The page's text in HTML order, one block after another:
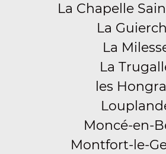
La Chapelle
La
La
La
les
Moncé-en-
Montfort-le-